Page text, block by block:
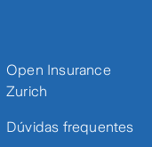
Open Insurance
Zurich
Dúvidas frequentes